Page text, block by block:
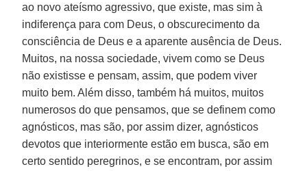
ao novo ateísmo agressivo, que existe, mas sim à
indiferença para com Deus, o obscurecimento da
consciência de Deus e a aparente ausência de Deus.
Muitos, na nossa sociedade, vivem como se Deus
não existisse e pensam, assim, que podem viver
muito bem. Além disso, também há muitos, muitos
numerosos do que pensamos, que se definem como
agnósticos, mas são, por assim dizer, agnósticos
devotos que interiormente estão em busca, são em
certo sentido peregrinos, e se encontram, por assim